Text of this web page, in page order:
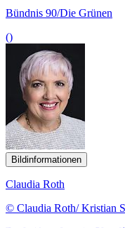
Bündnis 90/Die Grünen
()
Bildinformationen
Claudia Roth
© Claudia Roth/ Kristian